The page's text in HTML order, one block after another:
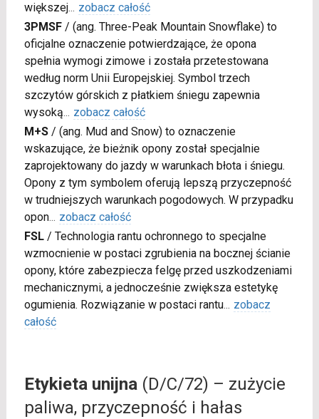
większej... zobacz całość
3PMSF/ (ang. Three-Peak Mountain Snowflake) to
oficjalne oznaczenie potwierdzające, że opona
spełnia wymogi zimowe i została przetestowana
według norm Unii Europejskiej. Symbol trzech
szczytów górskich z płatkiem śniegu zapewnia
wysoką... zobacz całość
M+S/ (ang. Mud and Snow) to oznaczenie
wskazujące, że bieżnik opony został specjalnie
zaprojektowany do jazdy w warunkach błota i śniegu.
Opony z tym symbolem oferują lepszą przyczepność
w trudniejszych warunkach pogodowych. W przypadku
opon... zobacz całość
FSL/ Technologia rantu ochronnego to specjalne
wzmocnienie w postaci zgrubienia na bocznej ścianie
opony, które zabezpiecza felgę przed uszkodzeniami
mechanicznymi, a jednocześnie zwiększa estetykę
ogumienia. Rozwiązanie w postaci rantu... zobacz
całość
Etykieta unijna(D/C/72) – zużycie
paliwa, przyczepność i hałas